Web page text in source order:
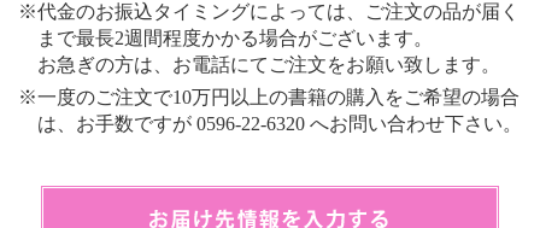
※代金のお振込タイミングによっては、ご注文の品が届く
まで最長2週間程度かかる場合がございます。
お急ぎの方は、お電話にてご注文をお願い致します。
※一度のご注文で10万円以上の書籍の購入をご希望の場合
は、お手数ですが 0596-22-6320 へお問い合わせ下さい。